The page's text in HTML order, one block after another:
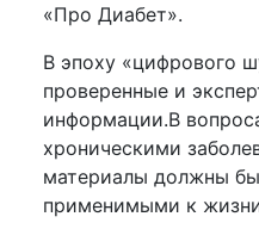
«Про Диабет».
В эпоху «цифрового
проверенные и
информации.В
хроническими
материалы должны
применимыми к